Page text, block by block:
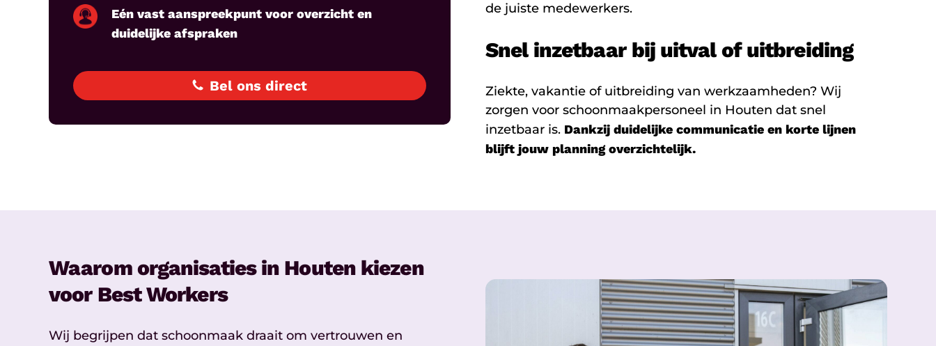
Eén vast aanspreekpunt voor overzicht en
duidelijke afspraken
Bel ons direct
de juiste medewerkers.
Snel inzetbaar bij uitval of uitbreiding
Ziekte, vakantie of uitbreiding van werkzaamheden? Wij
zorgen voor schoonmaakpersoneel in Houten dat snel
inzetbaar is. Dankzij duidelijke communicatie en korte lijnen
blijft jouw planning overzichtelijk.
Waarom organisaties in Houten kiezen
voor Best Workers
Wij begrijpen dat schoonmaak draait om vertrouwen en